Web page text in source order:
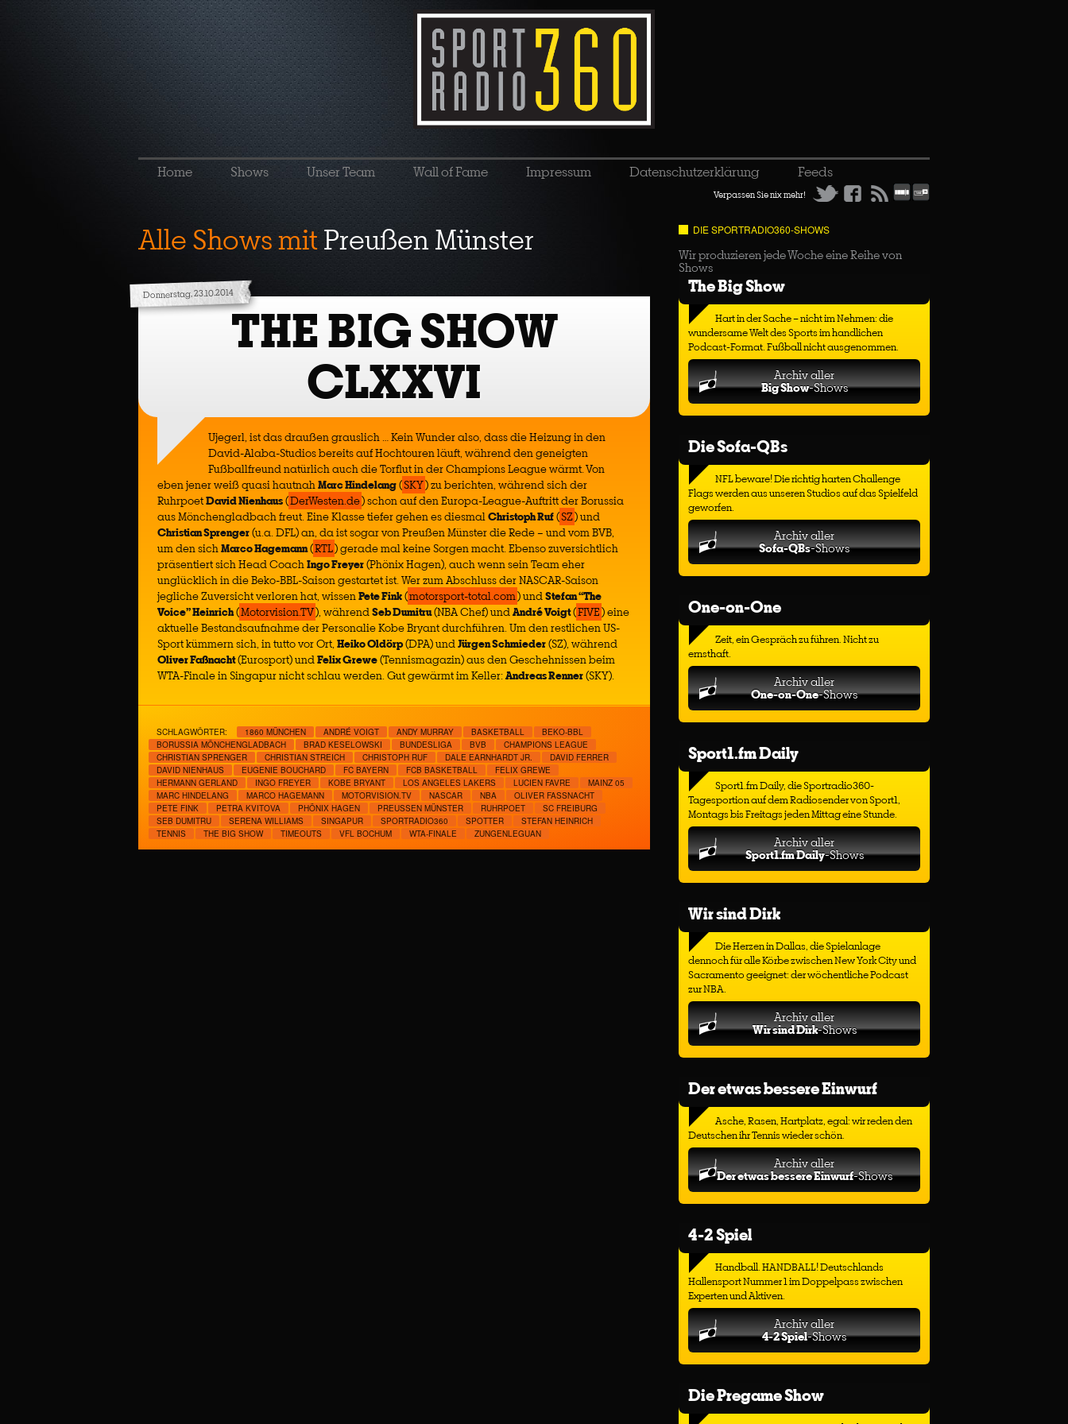
Home Shows Unser Team Wall of Fame Impressum Datenschutzerklärung Feeds
Verpassen Sie nix mehr!
Alle Shows mitPreußen Münster
Donnerstag, 23.10.2014
THE BIG SHOW
CLXXVI
Ujegerl, ist das draußen grauslich … Kein Wunder also, dass die Heizung in den
David-Alaba-Studios bereits auf Hochtouren läuft, während den geneigten
Fußballfreund natürlich auch die Torflut in der Champions League wärmt. Von
eben jener weiß quasi hautnahMarc Hindelang(SKY) zu berichten, während sich der
RuhrpoetDavid Nienhaus(DerWesten.de) schon auf den Europa-League-Auftritt der Borussia
aus Mönchengladbach freut. Eine Klasse tiefer gehen es diesmalChristoph Ruf(SZ) und
Christian Sprenger(u.a. DFL) an, da ist sogar von Preußen Münster die Rede – und vom BVB,
um den sichMarco Hagemann(RTL) gerade mal keine Sorgen macht. Ebenso zuversichtlich
präsentiert sich Head CoachIngo Freyer(Phönix Hagen), auch wenn sein Team eher
unglücklich in die Beko-BBL-Saison gestartet ist. Wer zum Abschluss der NASCAR-Saison
jegliche Zuversicht verloren hat, wissenPete Fink(motorsport-total.com) undStefan “The
Voice” Heinrich(Motorvision.TV), währendSeb Dumitru(NBA Chef) undAndré Voigt(FIVE) eine
aktuelle Bestandsaufnahme der Personalie Kobe Bryant durchführen. Um den restlichen US-
Sport kümmern sich, in tutto vor Ort, Heiko Oldörp(DPA) undJürgen Schmieder(SZ), während
Oliver Faßnacht(Eurosport) undFelix Grewe(Tennismagazin) aus den Geschehnissen beim
WTA-Finale in Singapur nicht schlau werden. Gut gewärmt im Keller:Andreas Renner(SKY).
SCHLAGWÖRTER: 1860 MÜNCHEN ANDRÉ VOIGT ANDY MURRAY BASKETBALL
BEKO-BBL
BORUSSIA MÖNCHENGLADBACH
BRAD KESELOWSKI BUNDESLIGA BVB
CHAMPIONS LEAGUE
CHRISTIAN SPRENGER
CHRISTIAN STREICH CHRISTOPH RUF DALE EARNHARDT JR.
DAVID FERRER
DAVID NIENHAUS
EUGENIE BOUCHARD FC BAYERN FCB BASKETBALL
FELIX GREWE
HERMANN GERLAND
INGO FREYER KOBE BRYANT LOS ANGELES LAKERS LUCIEN FAVRE
MAINZ 05
MARC HINDELANG
MARCO HAGEMANN MOTORVISION.TV NASCAR NBA
OLIVER FASSNACHT
PETE FINK
PETRA KVITOVA PHÖNIX HAGEN PREUSSEN MÜNSTER RUHRPOET
SC FREIBURG
SEB DUMITRU
SERENA WILLIAMS SINGAPUR SPORTRADIO360 SPOTTER
STEFAN HEINRICH
TENNIS
THE BIG SHOW TIMEOUTS VFL BOCHUM WTA-FINALE ZUNGENLEGUAN
DIE SPORTRADIO360-SHOWS
Wir produzieren jede Woche eine Reihe von
Shows
The Big Show
Hart in der Sache – nicht im Nehmen: die
wundersame Welt des Sports im handlichen
Podcast-Format. Fußball nicht ausgenommen.
Archiv aller
Big Show-Shows
Die Sofa-QBs
NFL beware! Die richtig harten Challenge
Flags werden aus unseren Studios auf das Spielfeld
geworfen.
Archiv aller
Sofa-QBs-Shows
One-on-One
Zeit, ein Gespräch zu führen. Nicht zu
ernsthaft.
Archiv aller
One-on-One-Shows
Sport1.fm Daily
Sport1.fm Daily, die Sportradio360-
Tagesportion auf dem Radiosender von Sport1,
Montags bis Freitags jeden Mittag eine Stunde.
Archiv aller
Sport1.fm Daily-Shows
Wir sind Dirk
Die Herzen in Dallas, die Spielanlage
dennoch für alle Körbe zwischen New York City und
Sacramento geeignet: der wöchentliche Podcast
zur NBA.
Archiv aller
Wir sind Dirk-Shows
Der etwas bessere Einwurf
Asche, Rasen, Hartplatz, egal: wir reden den
Deutschen ihr Tennis wieder schön.
Archiv aller
Der etwas bessere Einwurf-Shows
4-2 Spiel
Handball. HANDBALL! Deutschlands
Hallensport Nummer 1 im Doppelpass zwischen
Experten und Aktiven.
Archiv aller
4-2 Spiel-Shows
Die Pregame Show